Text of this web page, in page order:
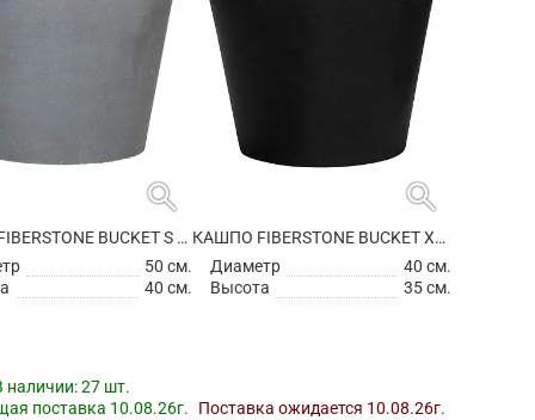
search
КАШПО FIBERSTONE BUCKET S GREY
50 см.
40 см.
наличии:27 шт.
поставка 10.08.26г.
search
КАШПО FIBERSTONE BUCKET XS BLACK
Диаметр
40 см.
Высота
35 см.
Поставка ожидается 10.08.26г.